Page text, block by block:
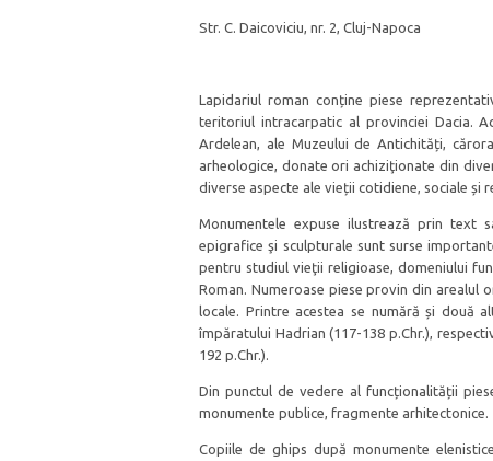
Str. C. Daicoviciu, nr. 2, Cluj-Napoca
Lapidariul roman conține piese
teritoriul intracarpatic al provinciei Dacia.
Ardelean, ale Muzeului de Antichități,
arheologice, donate ori achiziţionate din
diverse aspecte ale vieții cotidiene, sociale și
Monumentele expuse ilustrează prin text
epigrafice şi sculpturale sunt surse
pentru studiul vieţii religioase, domeniului
Roman. Numeroase piese provin din
locale. Printre acestea se numără și două
împăratului Hadrian (117-138 p.Chr.),
192 p.Chr.).
Din punctul de vedere al funcționalității
monumente publice, fragmente arhitectonice.
Copiile de ghips după monumente